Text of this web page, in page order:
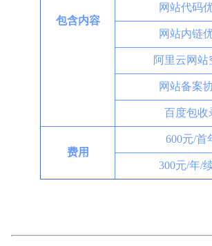
包含内容
网站代码
网站内链
阿里云网站
网站备案
百度包收
费用
600元/首
300元/年/